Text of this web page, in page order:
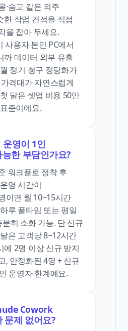
·숨고 같은 외주
한 작업 견적을 직접
을 잡아 두세요.
사용자 본인 PC에서
까 데이터 외부 유출
정기 청구 정당화가
격대가 자연스럽게
달은 셋업 비용 50만
준이에요.
영이 1인
한 부담인가요?
워크플로 정착 후
영 시간이
이면 월 10~15시간
루 풀타임 또는 평일
히 소화 가능. 단 신규
은 고객당 8~12시간
에 2명 이상 신규 받지
, 안정화된 4명 + 신규
운영자 한계예요.
Cowork
문제 없어요?